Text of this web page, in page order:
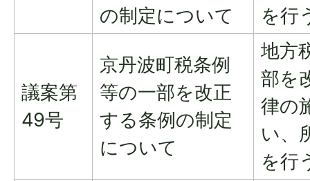
の制定について
を行
議案第
49号
京丹波町税条例
等の一部を改正
する条例の制定
について
地方
部を
律の
い、
を行